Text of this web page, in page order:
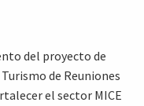
del proyecto de
de Reuniones
el sector MICE